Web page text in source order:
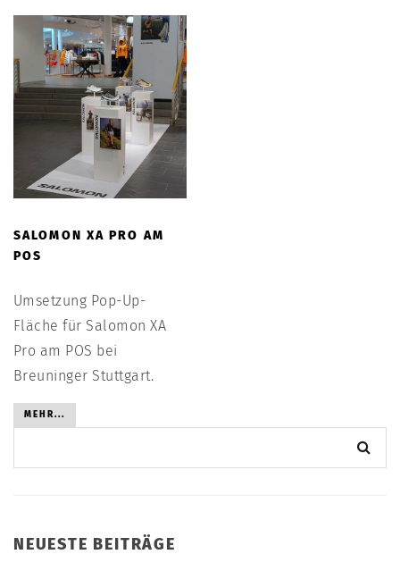
SALOMON XA PRO AM
POS
Umsetzung Pop-Up-
Fläche für Salomon XA
Pro am POS bei
Breuninger Stuttgart.
MEHR...
NEUESTE BEITRÄGE